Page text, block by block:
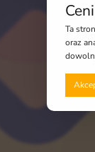
Ta
oraz